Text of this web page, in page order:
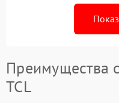
Преимущества
TCL